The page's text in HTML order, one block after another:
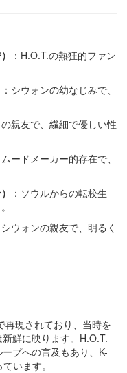
：​H.O.T.の熱狂的ファン
：​シウォンの幼なじみで、
の親友で、繊細で優しい性
ムードメーカー的存在で、
：​ソウルからの転校生
シウォンの親友で、明るく
再現されており、当時を
鮮に映ります。​H.O.T.
プへの言及もあり、K-
います。